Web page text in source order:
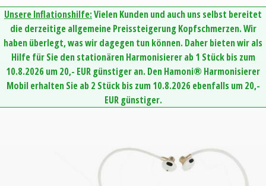
Unsere Inflationshilfe:Vielen Kunden und auch uns selbst bereitet
die derzeitige allgemeine Preissteigerung Kopfschmerzen. Wir
haben überlegt, was wir dagegen tun können. Daher bieten wir als
Hilfe für Sie den stationären Harmonisierer ab 1 Stück bis zum
10.8.2026 um 20,- EUR günstiger an. Den Hamoni® Harmonisierer
Mobil erhalten Sie ab 2 Stück bis zum 10.8.2026 ebenfalls um 20,-
EUR günstiger.